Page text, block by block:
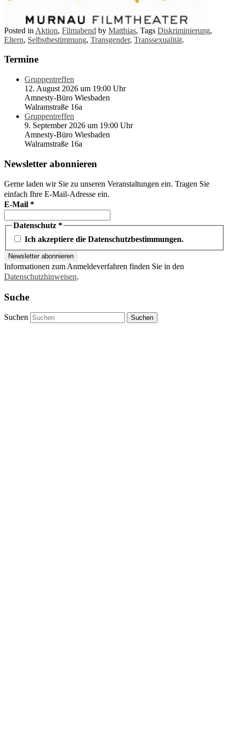
Posted in Aktion, Filmabend by Matthias, Tags Diskriminierung,
Eltern, Selbstbestimmung, Transgender, Transsexualität.
Termine
Gruppentreffen
12. August 2026 um 19:00 Uhr
Amnesty-Büro Wiesbaden
Walramstraße 16a
Gruppentreffen
9. September 2026 um 19:00 Uhr
Amnesty-Büro Wiesbaden
Walramstraße 16a
Newsletter abonnieren
Gerne laden wir Sie zu unseren Veranstaltungen ein. Tragen Sie
einfach Ihre E-Mail-Adresse ein.
E-Mail *
Datenschutz *
Ich akzeptiere die Datenschutzbestimmungen.
Informationen zum Anmeldeverfahren finden Sie in den
Datenschutzhinweisen.
Suche
Suchen